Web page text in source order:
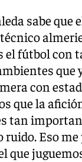
sabe
el fútbol con
que
con
que la
tan
Eso
que